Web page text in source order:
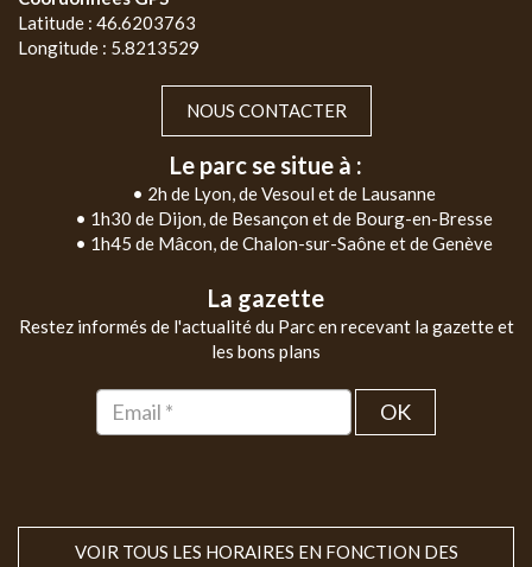
Latitude : 46.6203763
Longitude : 5.8213529
NOUS CONTACTER
Le parc se situe à :
• 2h de Lyon, de Vesoul et de Lausanne
• 1h30 de Dijon, de Besançon et de Bourg-en-Bresse
• 1h45 de Mâcon, de Chalon-sur-Saône et de Genève
La gazette
Restez informés de l'actualité du Parc en recevant la gazette et
les bons plans
OK
VOIR TOUS LES HORAIRES EN FONCTION DES